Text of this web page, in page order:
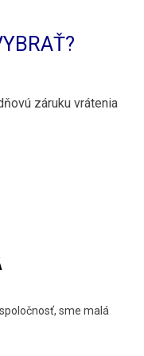
záruku vrátenia
sme malá